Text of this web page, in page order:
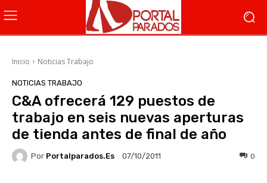
Inicio Noticias Trabajo
NOTICIAS TRABAJO
C&A ofrecerá 129 puestos de
trabajo en seis nuevas aperturas
de tienda antes de final de año
Por Portalparados.es 07/10/2011 0